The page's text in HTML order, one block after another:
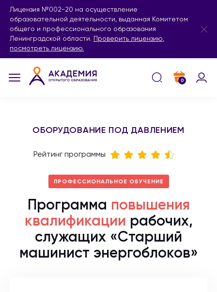
Лицензия №002-20 на осуществление
образовательной деятельности, выданная Комитетом
общего и профессионального образования
Ленинградской области.
Проверить лицензию,
посмотреть лицензию.
0
ОБОРУДОВАНИЕ ПОД ДАВЛЕНИЕМ
Рейтинг программы
ПРОФЕССИОНАЛЬНОЕ ОБУЧЕНИЕ
Программа повышения
квалификации рабочих,
служащих «Старший
машинист энергоблоков»